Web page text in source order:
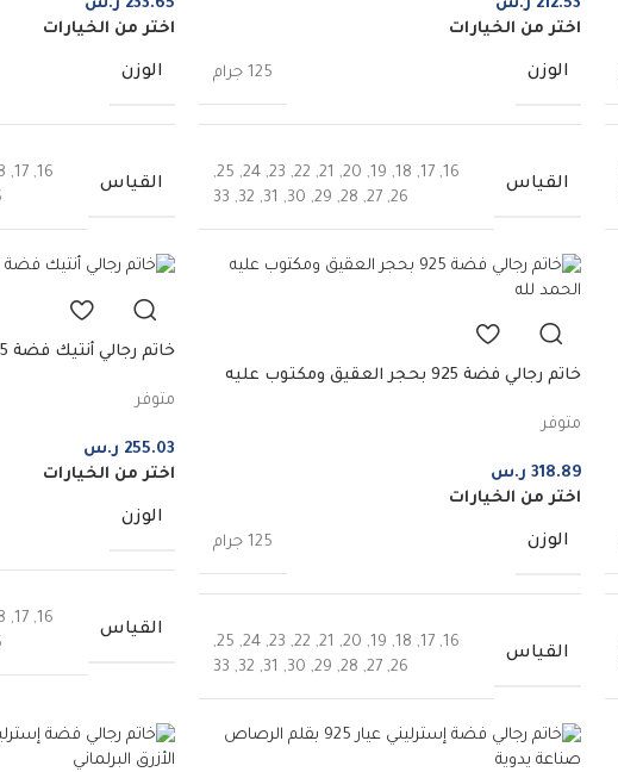
212.53 ر.س
اختر من الخيارات
الوزن 125 جرام
القياس
16
,
17
,
18
,
19
,
20
,
21
,
22
,
23
,
24
,
25
,
26
,
27
,
28
,
29
,
30
,
31
,
32
,
33
233.65 ر.س
اختر من الخيارات
الوزن
القياس
16
,
17
,
خاتم رجالي فضة 925 بحجر العقيق ومكتوب عليه
متوفر
318.89 ر.س
اختر من الخيارات
الوزن 125 جرام
القياس
16
,
17
,
18
,
19
,
20
,
21
,
22
,
23
,
24
,
25
,
26
,
27
,
28
,
29
,
30
,
31
,
32
,
33
خاتم رجالي أنتيك فضة 925 بختم سليمان
متوفر
255.03 ر.س
اختر من الخيارات
الوزن
القياس
16
,
17
,